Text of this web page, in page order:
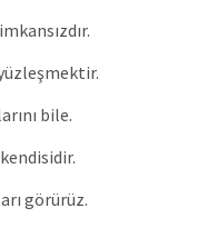
bile.
görürüz.